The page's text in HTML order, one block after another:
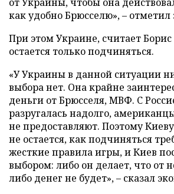
как удобно Брюсселю», – отметил
При этом Украине, считает
остается только подчиняться.
«У Украины в данной ситуации
выбора нет. Она крайне
деньги от Брюсселя, МВФ. С
разругалась надолго,
не предоставляют. Поэтому
не остается, как подчиняться
жесткие правила игры, и Киев
выбором: либо он делает, что от
либо денег не будет», – сказал